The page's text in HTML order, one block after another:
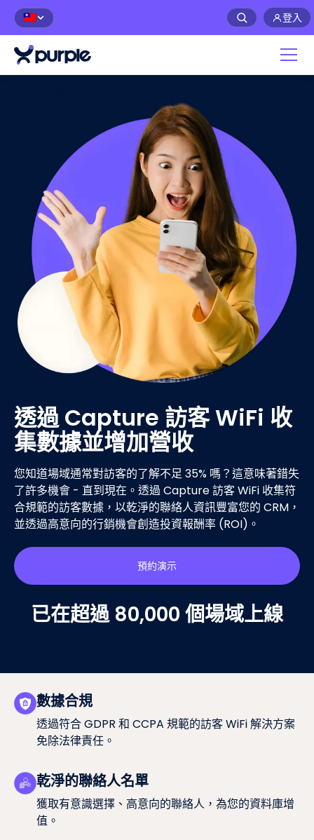
🇹🇼 登入
透過 Capture 訪客 WiFi 收
集數據並增加營收
您知道場域通常對訪客的了解不足 35% 嗎？這意味著錯失
了許多機會 - 直到現在。透過 Capture 訪客 WiFi 收集符
合規範的訪客數據，以乾淨的聯絡人資訊豐富您的 CRM，
並透過高意向的行銷機會創造投資報酬率 (ROI)。
預約演示
已在超過 80,000 個場域上線
數據合規
透過符合 GDPR 和 CCPA 規範的訪客 WiFi 解決方案
免除法律責任。
乾淨的聯絡人名單
獲取有意識選擇、高意向的聯絡人，為您的資料庫增
值。